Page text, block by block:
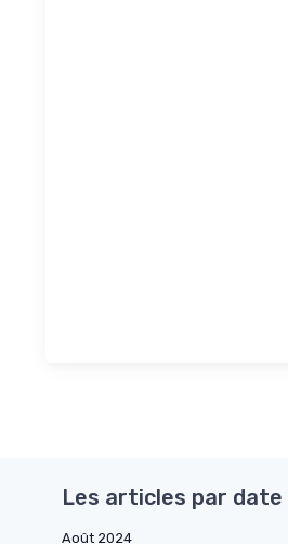
Les articles par date
Août 2024